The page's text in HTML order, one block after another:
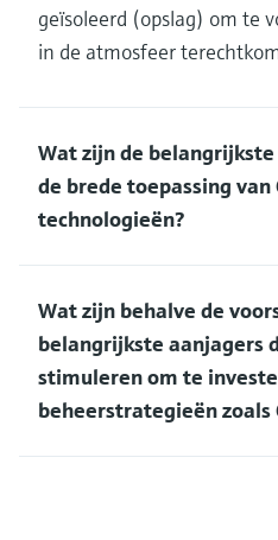
geïsoleerd (opslag) om te
in de atmosfeer
Wat zijn de
de brede toepassing van
technologieën?
Wat zijn behalve de
belangrijkste aanjagers
stimuleren om te
beheerstrategieën zoals